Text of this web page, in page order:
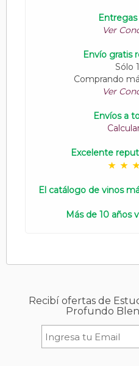
Ver
Envío gratis
Sólo
Comprando
Ver
Envíos a
Excelente
El catálogo de vinos
Más de 10 años
Recibí ofertas de
Profundo